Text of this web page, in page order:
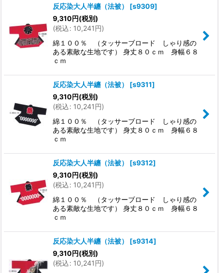
反応染大人半纏（法被） [s9309]
9,310円(税別)
(税込: 10,241円)
綿１００％ （タッサーブロード しゃり感の
ある素敵な生地です） 身丈８０ｃｍ 身幅６８
ｃｍ
反応染大人半纏（法被） [s9311]
9,310円(税別)
(税込: 10,241円)
綿１００％ （タッサーブロード しゃり感の
ある素敵な生地です） 身丈８０ｃｍ 身幅６８
ｃｍ
反応染大人半纏（法被） [s9312]
9,310円(税別)
(税込: 10,241円)
綿１００％ （タッサーブロード しゃり感の
ある素敵な生地です） 身丈８０ｃｍ 身幅６８
ｃｍ
反応染大人半纏（法被） [s9314]
9,310円(税別)
(税込: 10,241円)